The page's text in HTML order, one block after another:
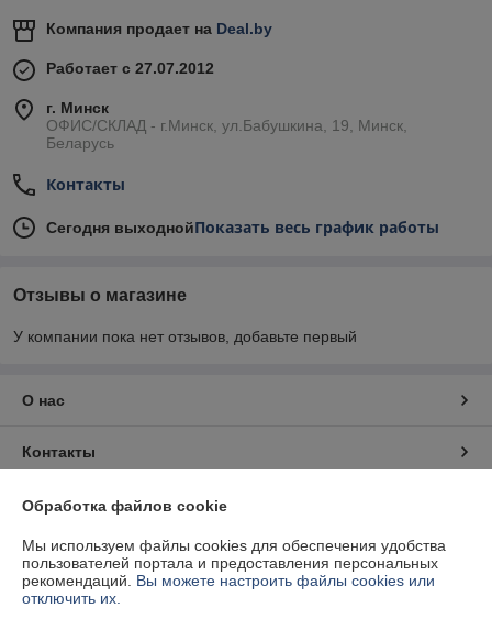
Компания продает на Deal.by
Работает с 27.07.2012
г. Минск
ОФИС/СКЛАД - г.Минск, ул.Бабушкина, 19, Минск,
Беларусь
Контакты
Сегодня выходнойПоказать весь график работы
Отзывы о магазине
У компании пока нет отзывов, добавьте первый
О нас
Контакты
Доставка и оплата
График работы
Полная версия сайта
Обработка файлов cookie
Мы используем файлы cookies для обеспечения удобства
пользователей портала и предоставления персональных
рекомендаций. Вы можете настроить файлы cookies или
отключить их.